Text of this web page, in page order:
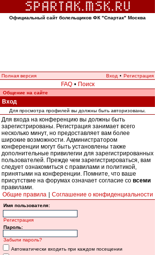
Официальный сайт болельщиков ФК "Спартак" Москва
Полная версия Вход • Регистрация
FAQ • Поиск
Общение на сайте
Вход
Для просмотра профилей вы должны быть авторизованы.
Для входа на конференцию вы должны быть
зарегистрированы. Регистрация занимает всего
несколько минут, но предоставляет вам более
широкие возможности. Администратором
конференции могут быть установлены также
дополнительные привилегии для зарегистрированных
пользователей. Прежде чем зарегистрироваться, вам
следует ознакомиться с правилами и политикой,
принятыми на конференции. Помните, что ваше
присутствие на форумах означает согласие со всеми
правилами.
Общие правила
Соглашение о конфиденциальности
Имя пользователя:
Регистрация
Пароль:
Забыли пароль?
Автоматически входить при каждом посещении